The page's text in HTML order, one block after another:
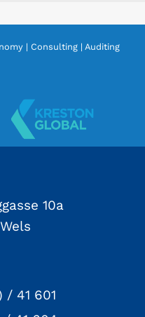
| Consulting | Auditing
10a
/ 41 601